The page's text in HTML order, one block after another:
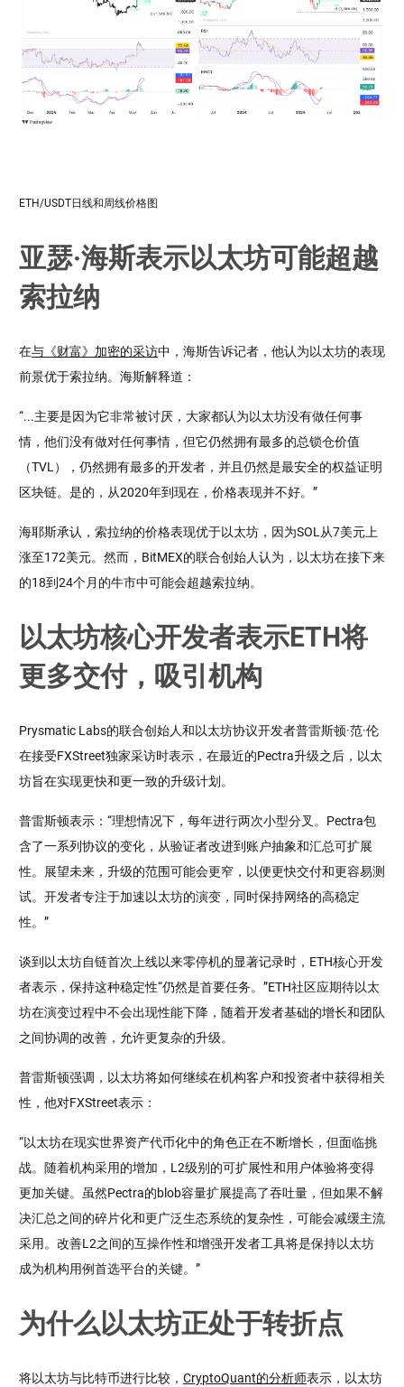
ETH/USDT日线和周线价格图
亚瑟·海斯表示以太坊可能超越
索拉纳
在与《财富》加密的采访中，海斯告诉记者，他认为以太坊的表现
前景优于索拉纳。海斯解释道：
“...主要是因为它非常被讨厌，大家都认为以太坊没有做任何事
情，他们没有做对任何事情，但它仍然拥有最多的总锁仓价值
（TVL），仍然拥有最多的开发者，并且仍然是最安全的权益证明
区块链。是的，从2020年到现在，价格表现并不好。”
海耶斯承认，索拉纳的价格表现优于以太坊，因为SOL从7美元上
涨至172美元。然而，BitMEX的联合创始人认为，以太坊在接下来
的18到24个月的牛市中可能会超越索拉纳。
以太坊核心开发者表示ETH将
更多交付，吸引机构
Prysmatic Labs的联合创始人和以太坊协议开发者普雷斯顿·范·伦
在接受FXStreet独家采访时表示，在最近的Pectra升级之后，以太
坊旨在实现更快和更一致的升级计划。
普雷斯顿表示：“理想情况下，每年进行两次小型分叉。Pectra包
含了一系列协议的变化，从验证者改进到账户抽象和汇总可扩展
性。展望未来，升级的范围可能会更窄，以便更快交付和更容易测
试。开发者专注于加速以太坊的演变，同时保持网络的高稳定
性。”
谈到以太坊自链首次上线以来零停机的显著记录时，ETH核心开发
者表示，保持这种稳定性“仍然是首要任务。”ETH社区应期待以太
坊在演变过程中不会出现性能下降，随着开发者基础的增长和团队
之间协调的改善，允许更复杂的升级。
普雷斯顿强调，以太坊将如何继续在机构客户和投资者中获得相关
性，他对FXStreet表示：
“以太坊在现实世界资产代币化中的角色正在不断增长，但面临挑
战。随着机构采用的增加，L2级别的可扩展性和用户体验将变得
更加关键。虽然Pectra的blob容量扩展提高了吞吐量，但如果不解
决汇总之间的碎片化和更广泛生态系统的复杂性，可能会减缓主流
采用。改善L2之间的互操作性和增强开发者工具将是保持以太坊
成为机构用例首选平台的关键。”
为什么以太坊正处于转折点
将以太坊与比特币进行比较， CryptoQuant的分析师表示，以太坊